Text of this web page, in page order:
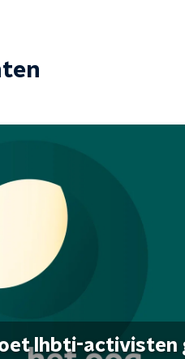
lhbti-activisten